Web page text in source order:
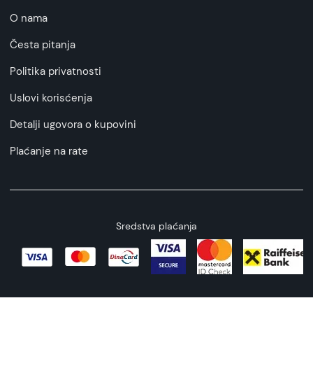
O nama
Česta pitanja
Politika privatnosti
Uslovi korisćenja
Detalji ugovora o kupovini
Plaćanje na rate
Sredstva plaćanja